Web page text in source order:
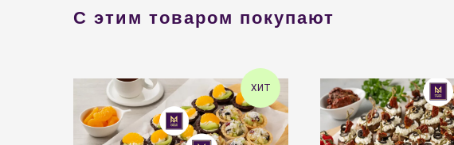
С этим товаром покупают
ХИТ